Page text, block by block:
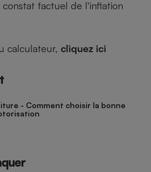
factuel de l'inflation
calculateur, cliquez ici
- Comment choisir la bonne